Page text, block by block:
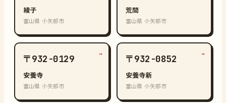
綾子
富山県 小矢部市
荒間
富山県 小矢部市
〒932-0129
安養寺
富山県 小矢部市
→ 〒932-0852
安養寺新
富山県 小矢部市
→